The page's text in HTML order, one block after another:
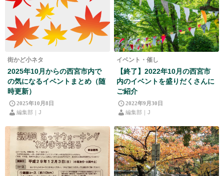
街かど小ネタ
2025年10月からの西宮市内で
の気になるイベントまとめ（随
時更新）
2025年10月8日
編集部｜J
イベント・催し
【終了】2022年10月の西宮市
内のイベントを盛りだくさんに
ご紹介
2022年9月30日
編集部｜J